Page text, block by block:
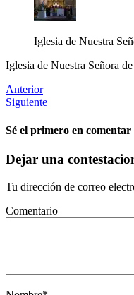
Iglesia de Nuestra
Iglesia de Nuestra Señora
Anterior
Siguiente
Sé el primero en comentar
Dejar una
Tu dirección de correo
Comentario